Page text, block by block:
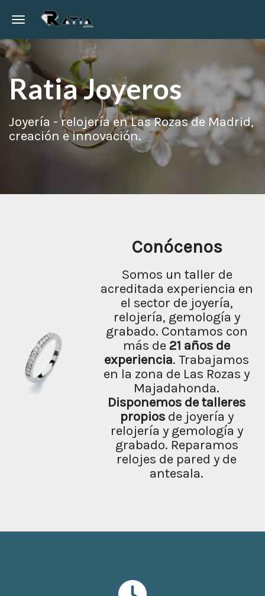
Toggle navigation
Ratia Joyeros
Joyería - relojería en Las Rozas de Madrid,
creación e innovación.
Conócenos
Somos un taller de
acreditada experiencia en
el sector de joyería,
relojería, gemología y
grabado. Contamos con
más de 21 años de
experiencia. Trabajamos
en la zona de Las Rozas y
Majadahonda.
Disponemos detalleres
propiosde joyería y
relojería y gemología y
grabado. Reparamos
relojes de pared y de
antesala.